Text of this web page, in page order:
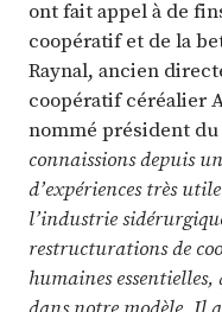
ont fait appel à de
coopératif et de la
Raynal, ancien
coopératif céréalier
nommé président
connaissions depuis
d’expériences très
l’industrie
restructurations de
humaines